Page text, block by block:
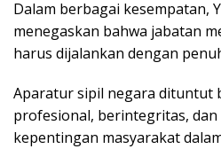
Dalam berbagai kesempatan,
menegaskan bahwa jabatan
harus dijalankan dengan
Aparatur sipil negara dituntut
profesional, berintegritas, dan
kepentingan masyarakat